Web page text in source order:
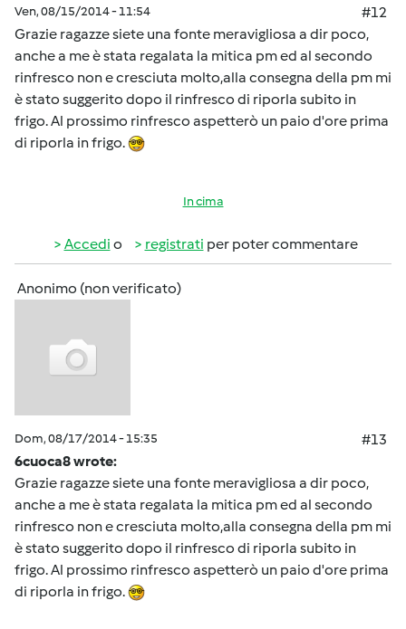
Ven, 08/15/2014 - 11:54
#12
Grazie ragazze siete una fonte meravigliosa a dir poco,
anche a me è stata regalata la mitica pm ed al secondo
rinfresco non e cresciuta molto,alla consegna della pm mi
è stato suggerito dopo il rinfresco di riporla subito in
frigo. Al prossimo rinfresco aspetterò un paio d'ore prima
di riporla in frigo.
In cima
Accedi o registrati per poter commentare
Anonimo (non verificato)
Dom, 08/17/2014 - 15:35
#13
6cuoca8 wrote:
Grazie ragazze siete una fonte meravigliosa a dir poco,
anche a me è stata regalata la mitica pm ed al secondo
rinfresco non e cresciuta molto,alla consegna della pm mi
è stato suggerito dopo il rinfresco di riporla subito in
frigo. Al prossimo rinfresco aspetterò un paio d'ore prima
di riporla in frigo.